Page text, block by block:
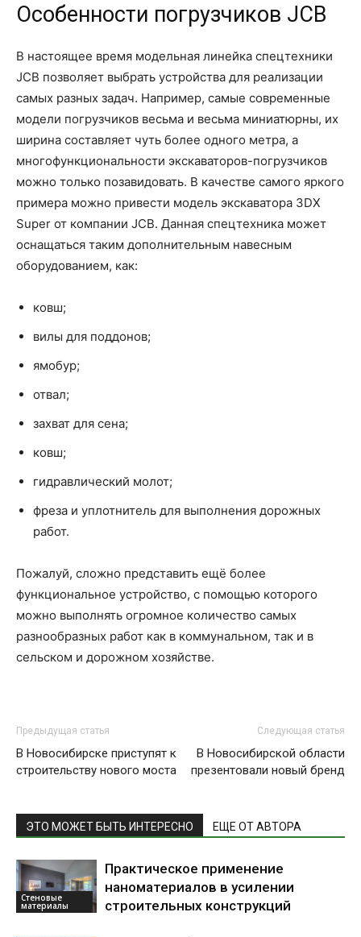
Особенности погрузчиков JCB
В настоящее время модельная линейка спецтехники
JCB позволяет выбрать устройства для реализации
самых разных задач. Например, самые современные
модели погрузчиков весьма и весьма миниатюрны, их
ширина составляет чуть более одного метра, а
многофункциональности экскаваторов-погрузчиков
можно только позавидовать. В качестве самого яркого
примера можно привести модель экскаватора 3DX
Super от компании JCB. Данная спецтехника может
оснащаться таким дополнительным навесным
оборудованием, как:
ковш;
вилы для поддонов;
ямобур;
отвал;
захват для сена;
ковш;
гидравлический молот;
фреза и уплотнитель для выполнения дорожных
работ.
Пожалуй, сложно представить ещё более
функциональное устройство, с помощью которого
можно выполнять огромное количество самых
разнообразных работ как в коммунальном, так и в
сельском и дорожном хозяйстве.
Предыдущая статья
В Новосибирске приступят к
строительству нового моста
Следующая статья
В Новосибирской области
презентовали новый бренд
ЭТО МОЖЕТ БЫТЬ ИНТЕРЕСНО ЕЩЕ ОТ АВТОРА
Стеновые
материалы
Практическое применение
наноматериалов в усилении
строительных конструкций